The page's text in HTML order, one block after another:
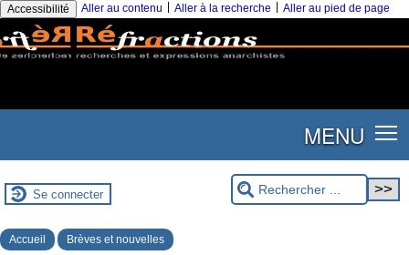
Accessibilité Aller au contenu Aller à la recherche Aller au pied de page
MENU
Se connecter
Accueil Brèves et nouvelles